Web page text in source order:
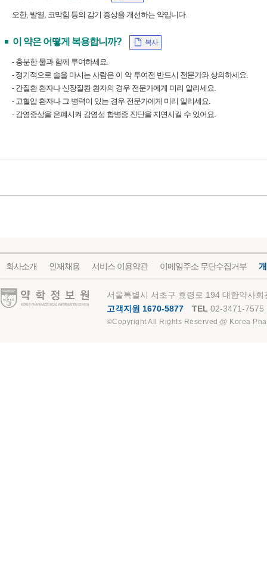
오한, 발열, 코막힘 등의 감기 증상을 개선하는 약입니다.
이 약은 어떻게 복용합니까? 복사
- 충분한 물과 함께 투여하세요.
- 정기적으로 술을 마시는 사람은 이 약 투여전 반드시 전문가와 상의하세요.
- 간질환 환자나 신장질환 환자의 경우 전문가에게 미리 알리세요.
- 고혈압 환자나 그 병력이 있는 경우 전문가에게 미리 알리세요.
- 감염증상을 은폐시켜 감염성 합병증 진단을 지연시킬 수 있어요.
회사소개 인재채용 서비스 이용약관 이메일주소 무단수집거부
약학정보원
서울특별시 서초구 효령로 194 대한약사
고객지원 1670-5877
TEL 02-3471-7575
©Copyright All Rights Reserved @ Korea